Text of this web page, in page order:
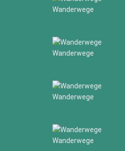
Wanderwege
Wanderwege
Wanderwege
Wanderwege